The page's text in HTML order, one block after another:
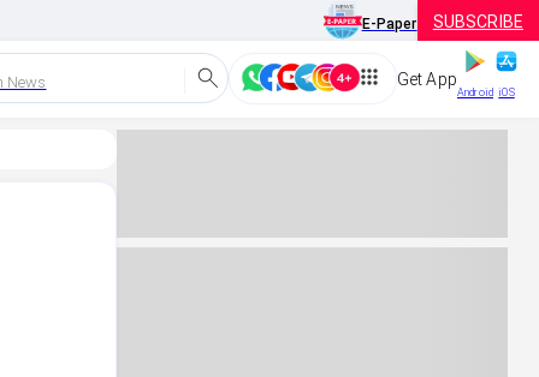
E-Paper SUBSCRIBE
News Get App
Android iOS